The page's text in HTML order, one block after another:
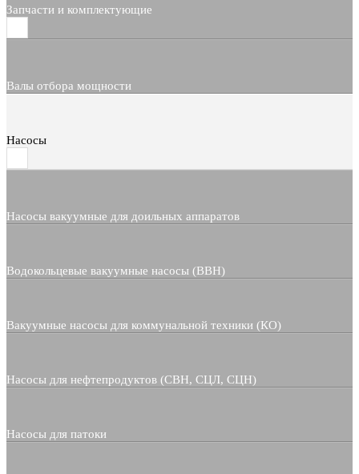
Запчасти и комплектующие
Валы отбора мощности
Насосы
Насосы вакуумные для доильных аппаратов
Водокольцевые вакуумные насосы (ВВН)
Вакуумные насосы для коммунальной техники (КО)
Насосы для нефтепродуктов (СВН, СЦЛ, СЦН)
Насосы для патоки